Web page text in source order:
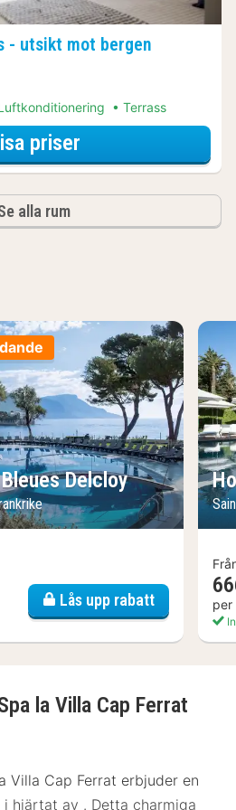
- utsikt mot bergen
Terrass
priserför Dubbelrum -
alla rum
Delcloy
Lås upp rabatt per
la Villa Cap Ferrat
Villa Cap Ferrat erbjuder en
hjärtat av . Detta charmiga